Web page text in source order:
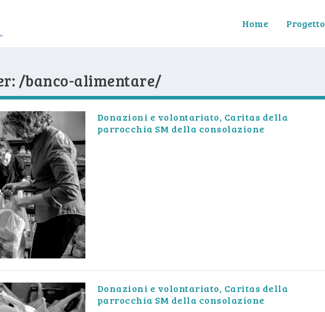
Home Progetto
/banco-alimentare/
Donazioni e volontariato, Caritas della
parrocchia SM della consolazione
Donazioni e volontariato, Caritas della
parrocchia SM della consolazione